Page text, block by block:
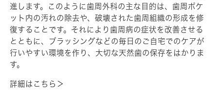
進します。このように歯周外科の主な目的は、歯周ポケ
ット内の汚れの除去や、破壊された歯周組織の形成を修
復することです。それにより歯周病の症状を改善させる
とともに、ブラッシングなどの毎日のご自宅でのケアが
行いやすい環境を作り、大切な天然歯の保存をはかりま
す。
詳細はこちら＞